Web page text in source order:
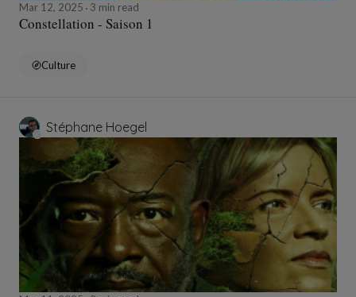
Mar 12, 2025 3 min read
Constellation - Saison 1
Culture
Stéphane Hoegel